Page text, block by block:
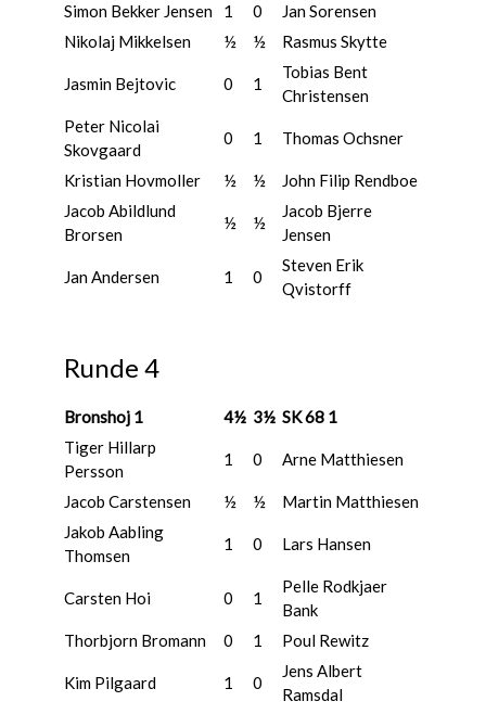
Simon Bekker Jensen
1 0
Jan Sorensen
Nikolaj Mikkelsen
½ ½ Rasmus Skytte
Jasmin Bejtovic 0 1
Tobias Bent
Christensen
Peter Nicolai
Skovgaard
0 1 Thomas Ochsner
Kristian Hovmoller ½ ½
John Filip Rendboe
Jacob Abildlund
Brorsen
½ ½
Jacob Bjerre
Jensen
Jan Andersen 1 0
Steven Erik
Qvistorff
Runde 4
Bronshoj 1 4½ 3½ SK 68 1
Tiger Hillarp
Persson
1 0 Arne Matthiesen
Jacob Carstensen ½ ½
Martin Matthiesen
Jakob Aabling
Thomsen
1 0 Lars Hansen
Carsten Hoi 0 1
Pelle Rodkjaer
Bank
Thorbjorn Bromann
0 1 Poul Rewitz
Kim Pilgaard 1 0
Jens Albert
Ramsdal